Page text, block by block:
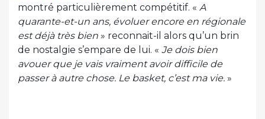
montré particulièrement compétitif. « A
quarante-et-un ans, évoluer encore en régionale
est déjà très bien » reconnait-il alors qu’un brin
de nostalgie s’empare de lui. « Je dois bien
avouer que je vais vraiment avoir difficile de
passer à autre chose. Le basket, c’est ma vie. »